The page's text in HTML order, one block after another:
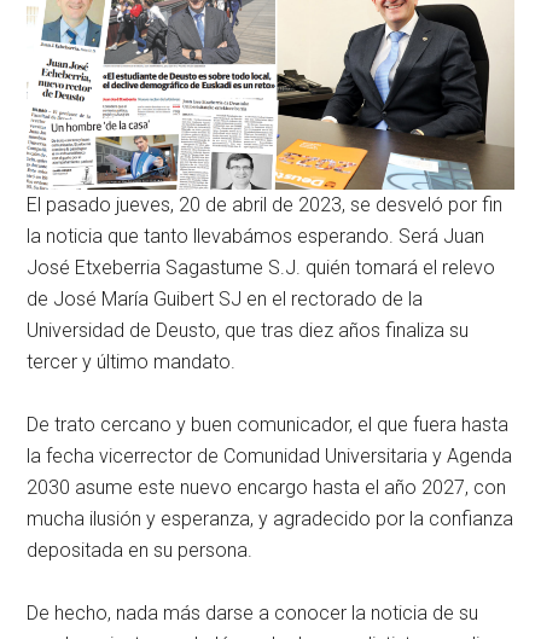
El pasado jueves, 20 de abril de 2023, se desveló por fin
la noticia que tanto llevabámos esperando. Será Juan
José Etxeberria Sagastume S.J. quién tomará el relevo
de José María Guibert SJ en el rectorado de la
Universidad de Deusto, que tras diez años finaliza su
tercer y último mandato.
De trato cercano y buen comunicador, el que fuera hasta
la fecha vicerrector de Comunidad Universitaria y Agenda
2030 asume este nuevo encargo hasta el año 2027, con
mucha ilusión y esperanza, y agradecido por la confianza
depositada en su persona.
De hecho, nada más darse a conocer la noticia de su